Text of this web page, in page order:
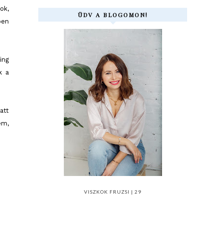
a
ÜDV A BLOGOMON!
VISZKOK FRUZSI | 29